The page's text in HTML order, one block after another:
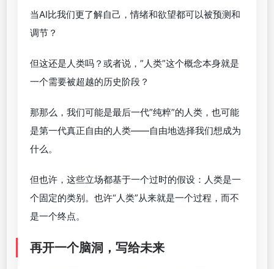
当AI比我们更了解自己，情绪和欲望都可以被预测和
调节？
但这还是人类吗？或者说，”人类”这个概念本身就是
一个需要被超越的历史阶段？
那那么，我们可能是最后一代”纯粹”的人类，也可能
是第一代真正自由的人类——自由地选择我们想成为
什么。
但也许，这些立场都基于一个过时的假设：人类是一
个固定的类别。也许“人类”从来就是一个过程，而不
是一个终点。
再开一个脑洞，写给未来